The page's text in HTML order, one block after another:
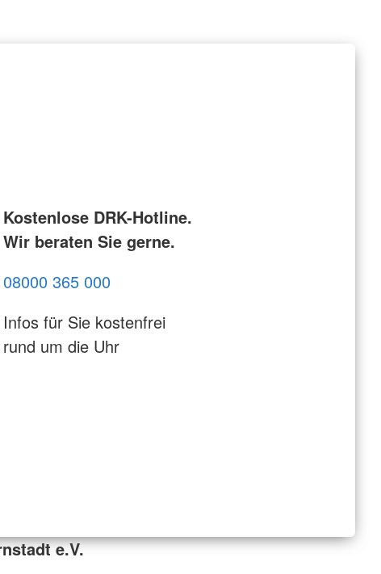
Kostenlose DRK-Hotline.
Wir beraten Sie gerne.
08000 365 000
Infos für Sie kostenfrei
rund um die Uhr
e.V.